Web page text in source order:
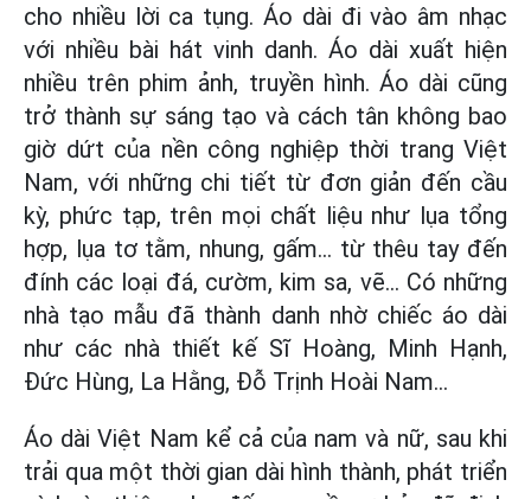
cho nhiều lời ca tụng. Áo dài đi vào âm nhạc
với nhiều bài hát vinh danh. Áo dài xuất hiện
nhiều trên phim ảnh, truyền hình. Áo dài cũng
trở thành sự sáng tạo và cách tân không bao
giờ dứt của nền công nghiệp thời trang Việt
Nam, với những chi tiết từ đơn giản đến cầu
kỳ, phức tạp, trên mọi chất liệu như lụa tổng
hợp, lụa tơ tằm, nhung, gấm... từ thêu tay đến
đính các loại đá, cườm, kim sa, vẽ... Có những
nhà tạo mẫu đã thành danh nhờ chiếc áo dài
như các nhà thiết kế Sĩ Hoàng, Minh Hạnh,
Đức Hùng, La Hằng, Đỗ Trịnh Hoài Nam...
Áo dài Việt Nam kể cả của nam và nữ, sau khi
trải qua một thời gian dài hình thành, phát triển